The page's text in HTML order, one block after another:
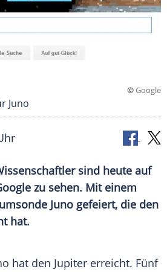
©Google
Juno
sind heute auf
zu sehen. Mit einem
Juno gefeiert, die den
hat.
hat den Jupiter erreicht. Fünf